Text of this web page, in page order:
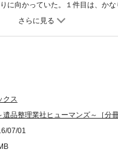
に向かっていた。１件目は、かな
トの一室だった。依頼人も申し訳
は、有料の老人ホーム。ここは特
だが、依頼人が遅刻をしてきて
く終わり、会社に終了の連絡をす
れていたが、なにやら複雑な事情
クス
品整理業社ヒューマンズ～［分冊
07/01